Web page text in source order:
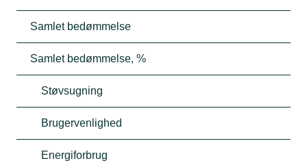
Samlet bedømmelse
Samlet bedømmelse, %
Støvsugning
Brugervenlighed
Energiforbrug